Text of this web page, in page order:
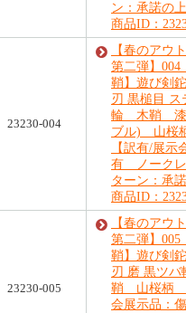
ン：承諾の
商品ID：
23230-004
【春のアウ
第二弾】
鞘】遊び剣
刃 黒槌目 ス
輪 木鞘 漆
ブル) 山桜
【訳有/展示
有 ノークレ
ターン：承
商品ID：
23230-005
【春のアウ
第二弾】
鞘】遊び剣
刃 磨 黒ツ
鞘 山桜柄
会展示品：